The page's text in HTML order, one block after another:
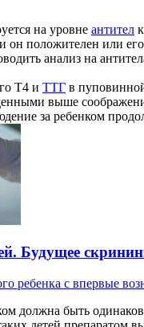
на уровне антител
он положителен или
анализ на
T4 и ТТГ в
выше
за ребенком
Будущее
ребенка с впервые
должна быть